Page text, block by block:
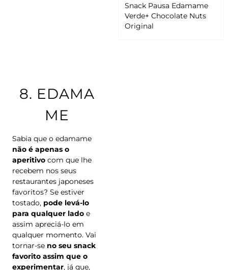
Snack Pausa Edamame
Verde+ Chocolate Nuts
Original
8. EDAMA
ME
Sabia que o edamame
não é apenas o
aperitivo com que lhe
recebem nos seus
restaurantes japoneses
favoritos? Se estiver
tostado, pode levá-lo
para qualquer lado e
assim apreciá-lo em
qualquer momento. Vai
tornar-se no seu snack
favorito assim que o
experimentar, já que,